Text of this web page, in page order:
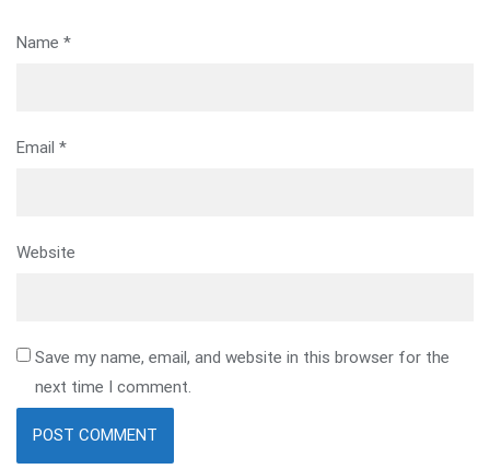
Name *
Email *
Website
Save my name, email, and website in this browser for the
next time I comment.